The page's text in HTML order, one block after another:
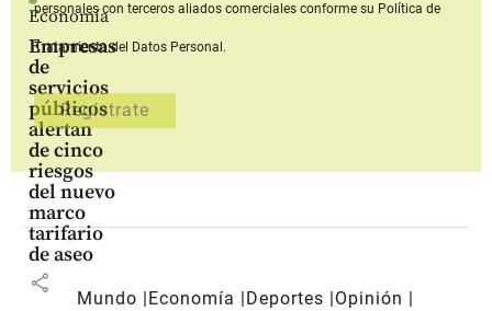
Economía
Empresas
de
servicios
públicos
alertan
de cinco
riesgos
del nuevo
marco
tarifario
de aseo
share
personales con terceros aliados comerciales conforme su Política de
Tratamiento del Datos Personal.
Mundo Economía Deportes
Opinión